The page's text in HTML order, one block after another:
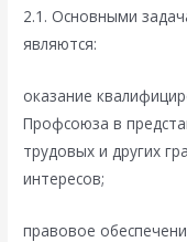
2.1. Основными
являются:
оказание
Профсоюза в
трудовых и других
интересов;
правовое